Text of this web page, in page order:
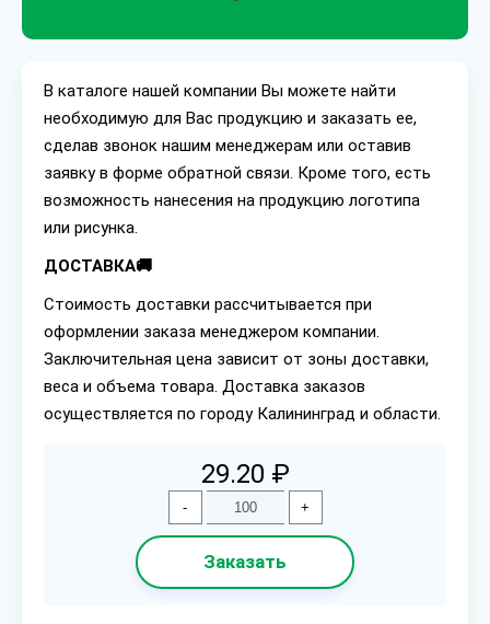
В каталоге нашей компании Вы можете найти
необходимую для Вас продукцию и заказать ее,
сделав звонок нашим менеджерам или оставив
заявку в форме обратной связи. Кроме того, есть
возможность нанесения на продукцию логотипа
или рисунка.
ДОСТАВКА🚚
Стоимость доставки рассчитывается при
оформлении заказа менеджером компании.
Заключительная цена зависит от зоны доставки,
веса и объема товара. Доставка заказов
осуществляется по городу Калининград и области.
29.20 ₽
- +
Заказать